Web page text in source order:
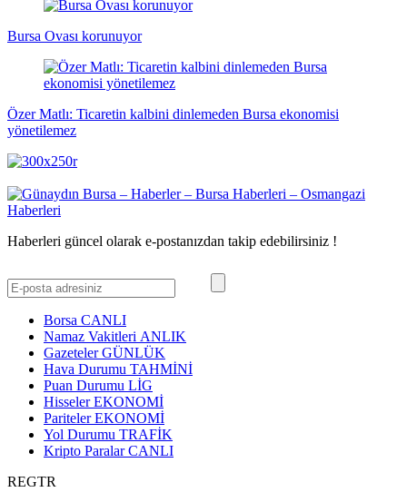
Bursa Ovası korunuyor
Özer Matlı: Ticaretin kalbini dinlemeden Bursa ekonomisi
yönetilemez
Haberleri güncel olarak e-postanızdan takip edebilirsiniz !
Borsa CANLI
Namaz Vakitleri ANLIK
GazetelerGÜNLÜK
Hava Durumu TAHMİNİ
Puan Durumu LİG
HisselerEKONOMİ
ParitelerEKONOMİ
Yol Durumu TRAFİK
Kripto ParalarCANLI
REGTR